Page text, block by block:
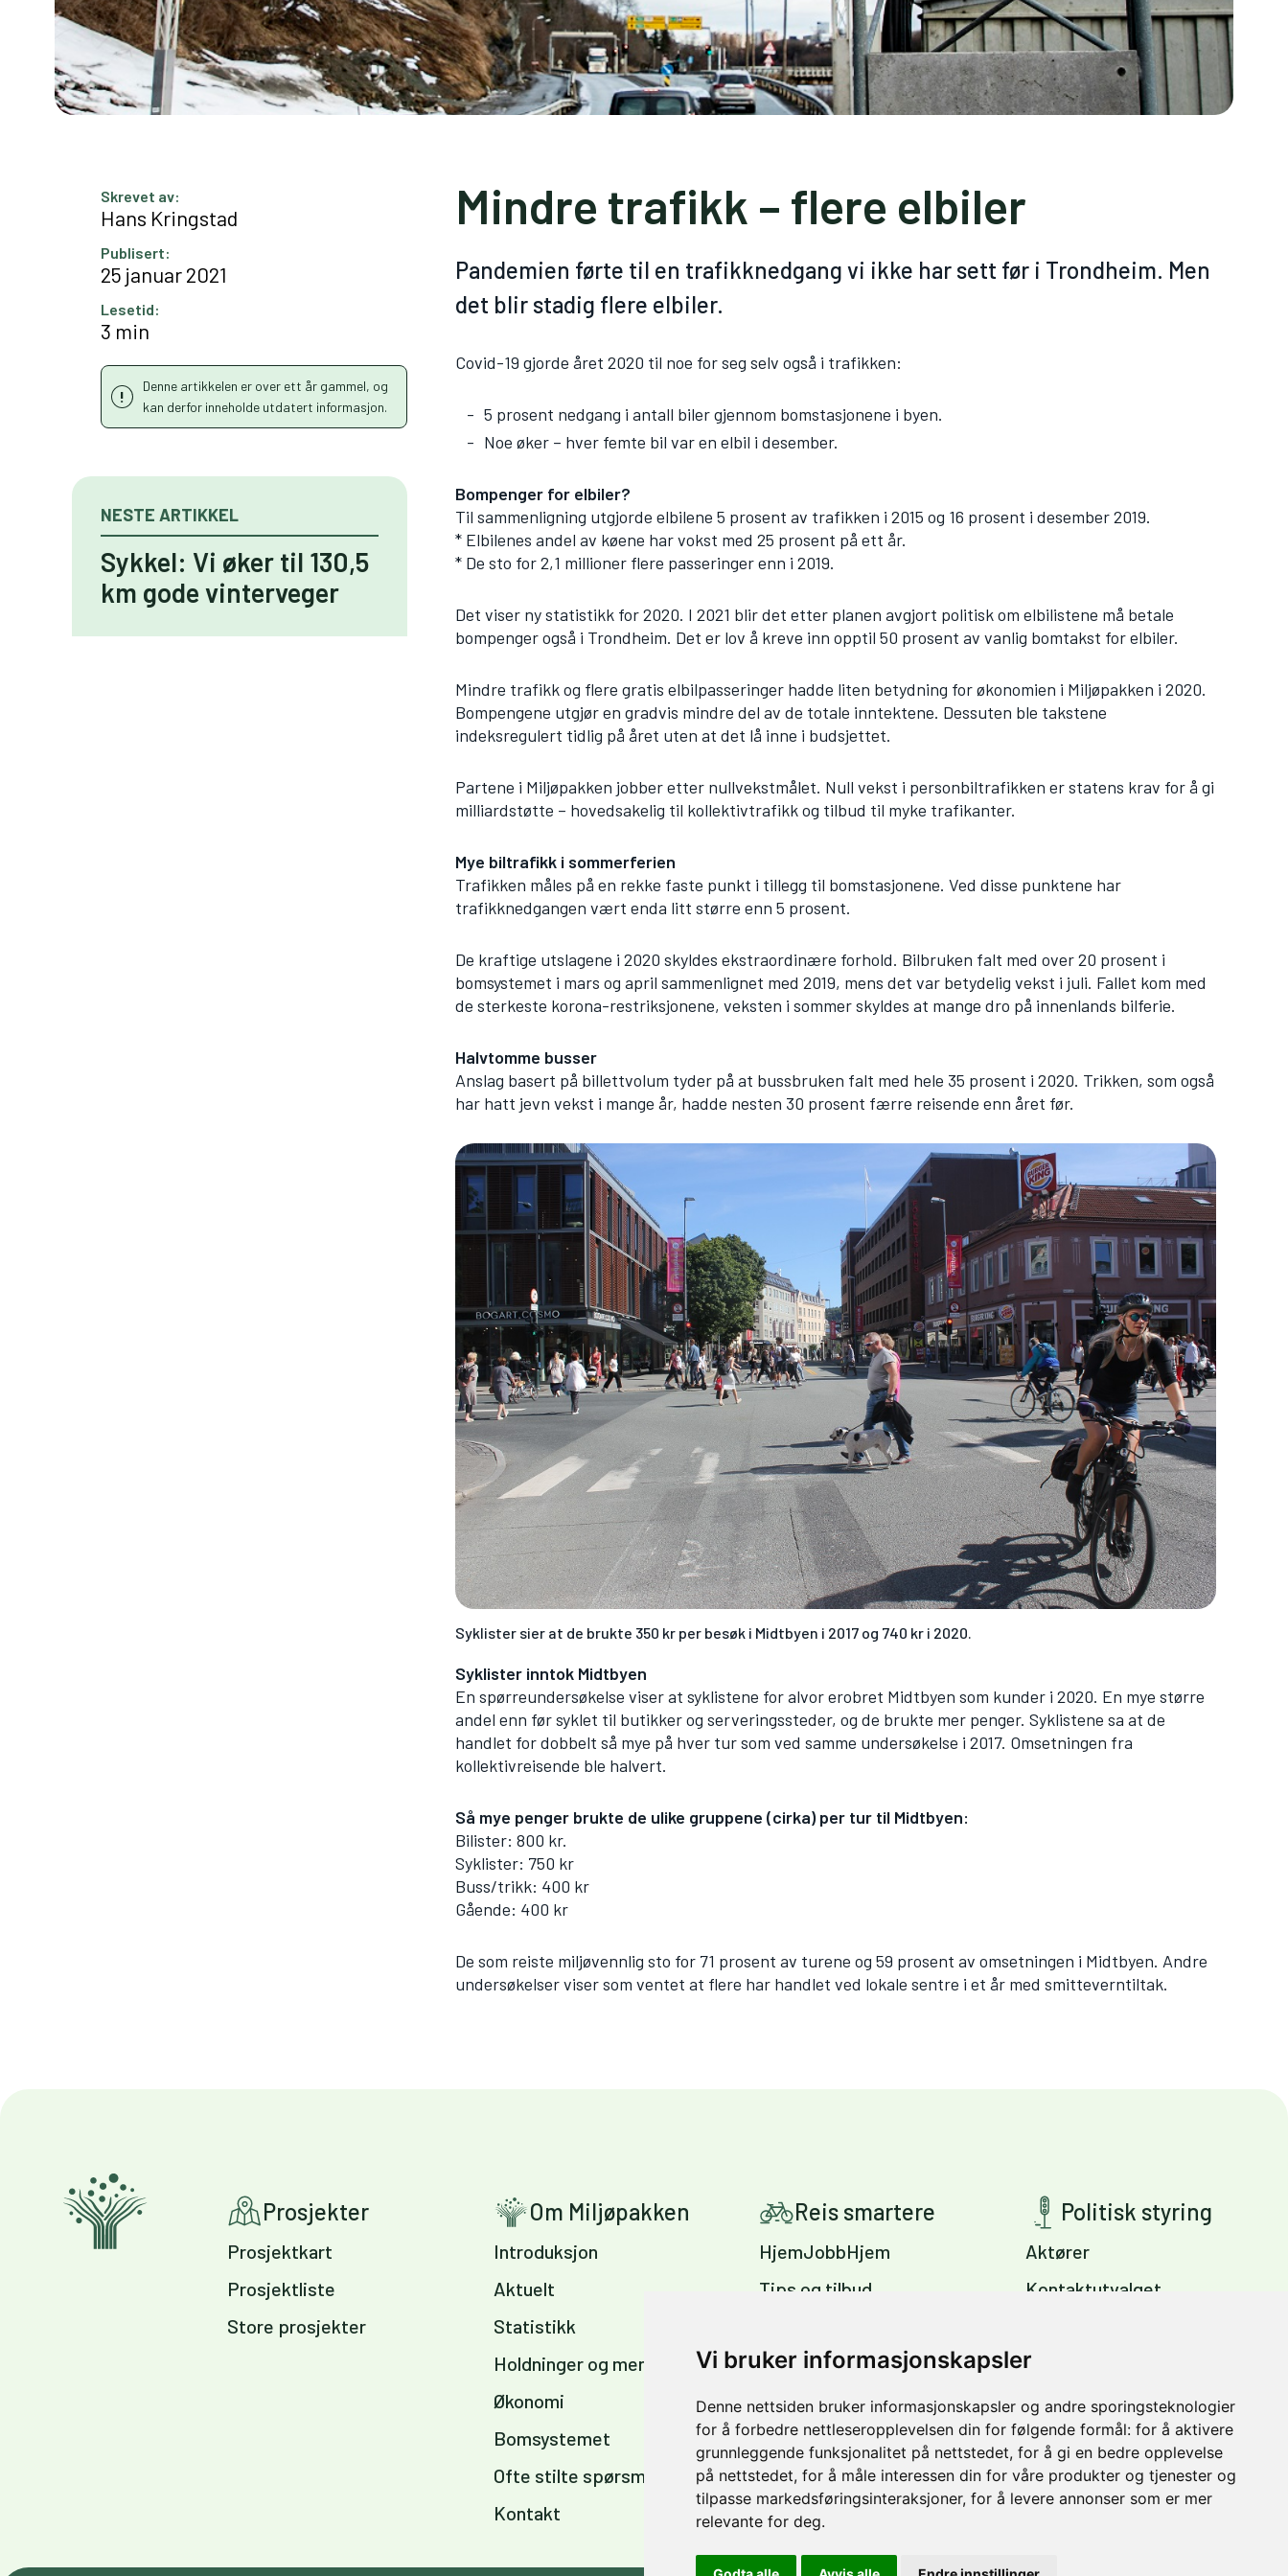
Vi bruker informasjonskapsler
Denne nettsiden bruker informasjonskapsler og andre sporingsteknologier
for å forbedre nettleseropplevelsen din for følgende formål: for å aktivere
grunnleggende funksjonalitet på nettstedet, for å gi en bedre opplevelse
på nettstedet, for å måle interessen din for våre produkter og tjenester og
tilpasse markedsføringsinteraksjoner, for å levere annonser som er mer
relevante for deg.
Skrevet av:
Hans Kringstad
Publisert:
25 januar 2021
Lesetid:
3 min
Denne artikkelen er over ett år gammel, og
kan derfor inneholde utdatert informasjon.
Mindre trafikk – flere elbiler
Pandemien førte til en trafikknedgang vi ikke har sett før i Trondheim. Men
det blir stadig flere elbiler.
Covid-19 gjorde året 2020 til noe for seg selv også i trafikken:
5 prosent nedgang i antall biler gjennom bomstasjonene i byen.
Noe øker – hver femte bil var en elbil i desember.
Bompenger for elbiler?
Til sammenligning utgjorde elbilene 5 prosent av trafikken i 2015 og 16 prosent i desember 2019.
* Elbilenes andel av køene har vokst med 25 prosent på ett år.
* De sto for 2,1 millioner flere passeringer enn i 2019.
Det viser ny statistikk for 2020. I 2021 blir det etter planen avgjort politisk om elbilistene må betale
bompenger også i Trondheim. Det er lov å kreve inn opptil 50 prosent av vanlig bomtakst for elbiler.
Mindre trafikk og flere gratis elbilpasseringer hadde liten betydning for økonomien i Miljøpakken i 2020.
Bompengene utgjør en gradvis mindre del av de totale inntektene. Dessuten ble takstene
indeksregulert tidlig på året uten at det lå inne i budsjettet.
Partene i Miljøpakken jobber etter nullvekstmålet. Null vekst i personbiltrafikken er statens krav for å gi
milliardstøtte – hovedsakelig til kollektivtrafikk og tilbud til myke trafikanter.
Mye biltrafikk i sommerferien
Trafikken måles på en rekke faste punkt i tillegg til bomstasjonene. Ved disse punktene har
trafikknedgangen vært enda litt større enn 5 prosent.
De kraftige utslagene i 2020 skyldes ekstraordinære forhold. Bilbruken falt med over 20 prosent i
bomsystemet i mars og april sammenlignet med 2019, mens det var betydelig vekst i juli. Fallet kom med
de sterkeste korona-restriksjonene, veksten i sommer skyldes at mange dro på innenlands bilferie.
Halvtomme busser
Anslag basert på billettvolum tyder på at bussbruken falt med hele 35 prosent i 2020. Trikken, som også
har hatt jevn vekst i mange år, hadde nesten 30 prosent færre reisende enn året før.
Syklister sier at de brukte 350 kr per besøk i Midtbyen i 2017 og 740 kr i 2020.
Syklister inntok Midtbyen
En spørreundersøkelse viser at syklistene for alvor erobret Midtbyen som kunder i 2020. En mye større
andel enn før syklet til butikker og serveringssteder, og de brukte mer penger. Syklistene sa at de
handlet for dobbelt så mye på hver tur som ved samme undersøkelse i 2017. Omsetningen fra
kollektivreisende ble halvert.
Så mye penger brukte de ulike gruppene (cirka) per tur til Midtbyen:
Bilister: 800 kr.
Syklister: 750 kr
Buss/trikk: 400 kr
Gående: 400 kr
De som reiste miljøvennlig sto for 71 prosent av turene og 59 prosent av omsetningen i Midtbyen. Andre
undersøkelser viser som ventet at flere har handlet ved lokale sentre i et år med smitteverntiltak.
NESTE ARTIKKEL
Sykkel: Vi øker til 130,5
km gode vinterveger
Prosjekter
Prosjektkart
Prosjektliste
Store prosjekter
Om Miljøpakken
Introduksjon
Aktuelt
Statistikk
Holdninger og meninger
Økonomi
Bomsystemet
Ofte stilte spørsmål
Kontakt
Reis smartere
HjemJobbHjem
Tips og tilbud
arbeidsplass
sommer og vinter
Politisk styring
Aktører
Kontaktutvalget
Miljøpakkens mål